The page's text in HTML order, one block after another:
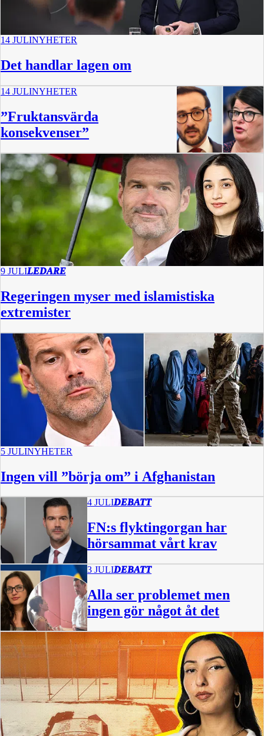
14 JULINYHETER
Det handlar lagen om
14 JULINYHETER
”Fruktansvärda
konsekvenser”
9 JULILEDARE
Regeringen myser med islamistiska
extremister
5 JULINYHETER
Ingen vill ”börja om” i Afghanistan
4 JULIDEBATT
FN:s flyktingorgan har
hörsammat vårt krav
3 JULIDEBATT
Alla ser problemet men
ingen gör något åt det